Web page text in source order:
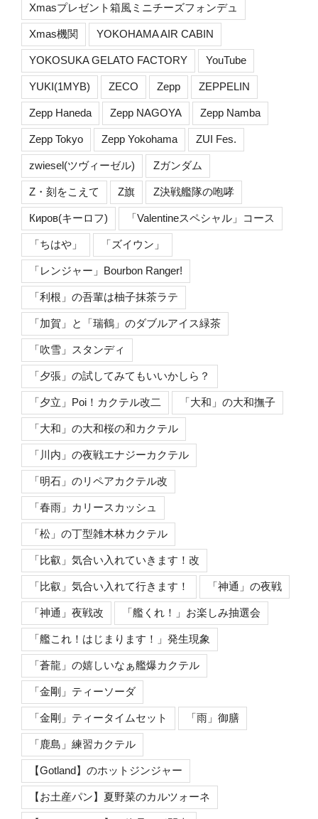
Xmasプレゼント箱風ミニチーズフォンデュ
Xmas機関 YOKOHAMA AIR CABIN
YOKOSUKA GELATO FACTORY YouTube
YUKI(1MYB) ZECO Zepp ZEPPELIN
Zepp Haneda Zepp NAGOYA Zepp Namba
Zepp Tokyo Zepp Yokohama ZUI Fes.
zwiesel(ツヴィーゼル) Zガンダム
Z・刻をこえて Z旗 Z決戦艦隊の咆哮
Киров(キーロフ) 「Valentineスペシャル」コース
「ちはや」 「ズイウン」
「レンジャー」Bourbon Ranger!
「利根」の吾輩は柚子抹茶ラテ
「加賀」と「瑞鶴」のダブルアイス緑茶
「吹雪」スタンディ
「夕張」の試してみてもいいかしら？
「夕立」Poi！カクテル改二 「大和」の大和撫子
「大和」の大和桜の和カクテル
「川内」の夜戦エナジーカクテル
「明石」のリペアカクテル改
「春雨」カリースカッシュ
「松」の丁型雑木林カクテル
「比叡」気合い入れていきます！改
「比叡」気合い入れて行きます！ 「神通」の夜戦
「神通」夜戦改 「艦くれ！」お楽しみ抽選会
「艦これ！はじまります！」発生現象
「蒼龍」の嬉しいなぁ艦爆カクテル
「金剛」ティーソーダ
「金剛」ティータイムセット 「雨」御膳
「鹿島」練習カクテル
【Gotland】のホットジンジャー
【お土産パン】夏野菜のカルツォーネ